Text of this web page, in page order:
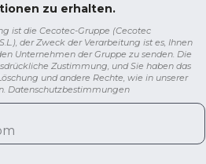
zu erhalten.
ist die Cecotec-Gruppe (Cecotec
der Zweck der Verarbeitung ist es, Ihnen
Unternehmen der Gruppe zu senden. Die
Zustimmung, und Sie haben das
und andere Rechte, wie in unserer
Datenschutzbestimmungen